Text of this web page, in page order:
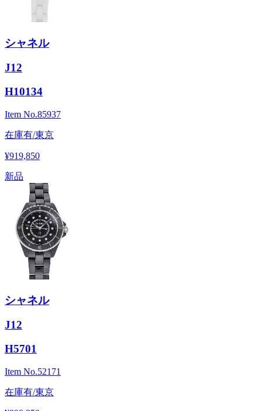
シャネル
J12
H10134
Item No.85937
在庫有/東京
¥919,850
新品
シャネル
J12
H5701
Item No.52171
在庫有/東京